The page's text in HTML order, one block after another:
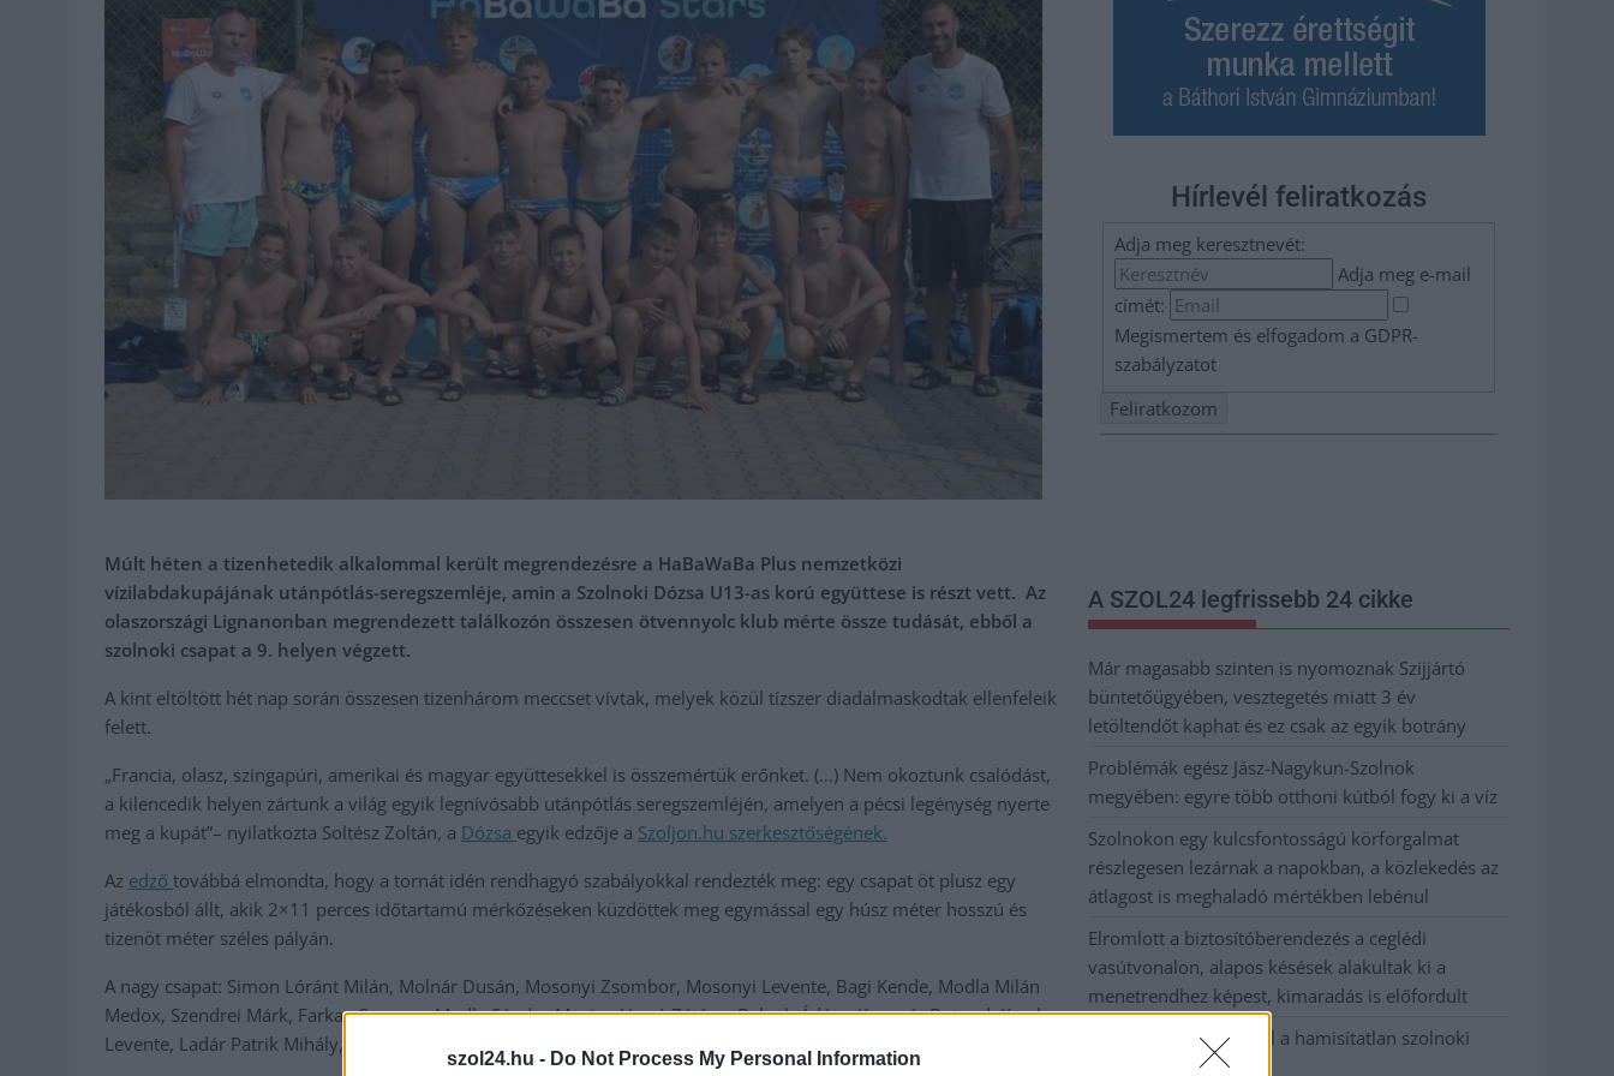
szol24.hu - Do Not Process My Personal Information
Múlt héten a tizenhetedik alkalommal került megrendezésre a HaBaWaBa Plus nemzetközi
vízilabdakupájának utánpótlás-seregszemléje, amin a Szolnoki Dózsa U13-as korú együttese is részt vett. Az
olaszországi Lignanonban megrendezett találkozón összesen ötvennyolc klub mérte össze tudását, ebből a
szolnoki csapat a 9. helyen végzett.
A kint eltöltött hét nap során összesen tizenhárom meccset vívtak, melyek közül tízszer diadalmaskodtak ellenfeleik
felett.
„Francia, olasz, szingapúri, amerikai és magyar együttesekkel is összemértük erőnket. (…) Nem okoztunk csalódást,
a kilencedik helyen zártunk a világ egyik legnívósabb utánpótlás seregszemléjén, amelyen a pécsi legénység nyerte
meg a kupát”– nyilatkozta Soltész Zoltán, a Dózsa egyik edzője a Szoljon.hu szerkesztőségének.
Az edző továbbá elmondta, hogy a tornát idén rendhagyó szabályokkal rendezték meg: egy csapat öt plusz egy
játékosból állt, akik 2×11 perces időtartamú mérkőzéseken küzdöttek meg egymással egy húsz méter hosszú és
tizenöt méter széles pályán.
A nagy csapat: Simon Lóránt Milán, Molnár Dusán, Mosonyi Zsombor, Mosonyi Levente, Bagi Kende, Modla Milán
Medox, Szendrei Márk, Farkas Csongor, Modla Sándor Maxim, Varró Zétény, Balogh Ádám, Kusnyár Botond, Krech
Levente, Ladár Patrik Mihály, Fekete Nitái. Edzők: Soltész Zoltán, Szendrei Tamás.
Hírlevél feliratkozás
Adja meg keresztnevét:
Adja meg e-mail
címét:
Megismertem és elfogadom a GDPR-
szabályzatot
A SZOL24 legfrissebb 24 cikke
Már magasabb szinten is nyomoznak Szijjártó
büntetőügyében, vesztegetés miatt 3 év
letöltendőt kaphat és ez csak az egyik botrány
Problémák egész Jász-Nagykun-Szolnok
megyében: egyre több otthoni kútból fogy ki a víz
Szolnokon egy kulcsfontosságú körforgalmat
részlegesen lezárnak a napokban, a közlekedés az
átlagost is meghaladó mértékben lebénul
Elromlott a biztosítóberendezés a ceglédi
vasútvonalon, alapos késések alakultak ki a
menetrendhez képest, kimaradás is előfordult
Ön szerint hogy készül a hamisítatlan szolnoki